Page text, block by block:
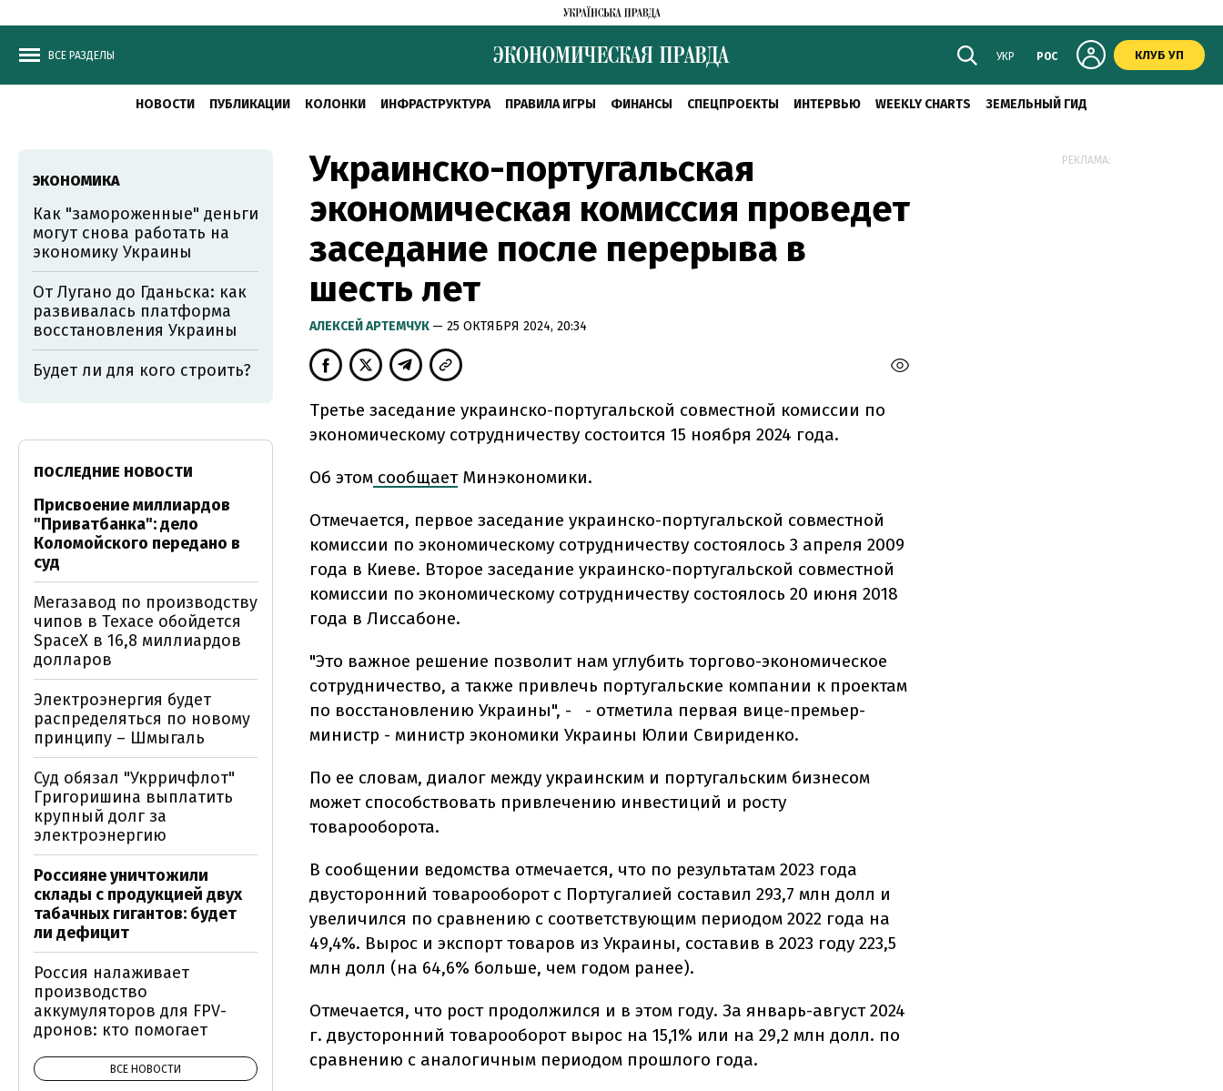
ВСЕ РАЗДЕЛЫ УКР РОС КЛУБ УП
НОВОСТИ ПУБЛИКАЦИИ КОЛОНКИ ИНФРАСТРУКТУРА ПРАВИЛА ИГРЫ ФИНАНСЫ СПЕЦПРОЕКТЫ ИНТЕРВЬЮ WEEKLY CHARTS ЗЕМЕЛЬНЫЙ ГИД
Украинско-португальская
экономическая комиссия проведет
заседание после перерыва в
шесть лет
АЛЕКСЕЙ АРТЕМЧУК — 25 ОКТЯБРЯ 2024, 20:34
Третье заседание украинско-португальской совместной комиссии по
экономическому сотрудничеству состоится 15 ноября 2024 года.
Об этом сообщаетМинэкономики.
Отмечается, первое заседание украинско-португальской совместной
комиссии по экономическому сотрудничеству состоялось 3 апреля 2009
года в Киеве. Второе заседание украинско-португальской совместной
комиссии по экономическому сотрудничеству состоялось 20 июня 2018
года в Лиссабоне.
"Это важное решение позволит нам углубить торгово-экономическое
сотрудничество, а также привлечь португальские компании к проектам
по восстановлению Украины", - - отметила первая вице-премьер-
министр - министр экономики Украины Юлии Свириденко.
По ее словам, диалог между украинским и португальским бизнесом
может способствовать привлечению инвестиций и росту
товарооборота.
В сообщении ведомства отмечается, что по результатам 2023 года
двусторонний товарооборот с Португалией составил 293,7 млн долл и
увеличился по сравнению с соответствующим периодом 2022 года на
49,4%. Вырос и экспорт товаров из Украины, составив в 2023 году 223,5
млн долл (на 64,6% больше, чем годом ранее).
Отмечается, что рост продолжился и в этом году. За январь-август 2024
г. двусторонний товарооборот вырос на 15,1% или на 29,2 млн долл. по
сравнению с аналогичным периодом прошлого года.
ЭКОНОМИКА
Как "замороженные" деньги
могут снова работать на
экономику Украины
От Лугано до Гданьска: как
развивалась платформа
восстановления Украины
Будет ли для кого строить?
ПОСЛЕДНИЕ НОВОСТИ
Присвоение миллиардов
"Приватбанка": дело
Коломойского передано в
суд
Мегазавод по производству
чипов в Техасе обойдется
SpaceX в 16,8 миллиардов
долларов
Электроэнергия будет
распределяться по новому
принципу – Шмыгаль
Суд обязал "Укрричфлот"
Григоришина выплатить
крупный долг за
электроэнергию
Россияне уничтожили
склады с продукцией двух
табачных гигантов: будет
ли дефицит
Россия налаживает
производство
аккумуляторов для FPV-
дронов: кто помогает
ВСЕ НОВОСТИ
РЕКЛАМА: